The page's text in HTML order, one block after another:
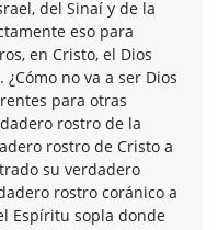
del Sinaí y de la
eso para
en Cristo, el Dios
no va a ser Dios
para otras
rostro de la
rostro de Cristo a
su verdadero
rostro coránico a
Espíritu sopla donde